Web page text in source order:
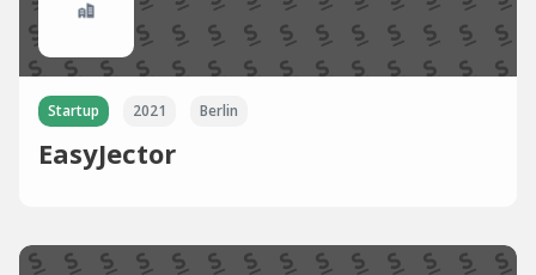
Startup 2021 Berlin
EasyJector